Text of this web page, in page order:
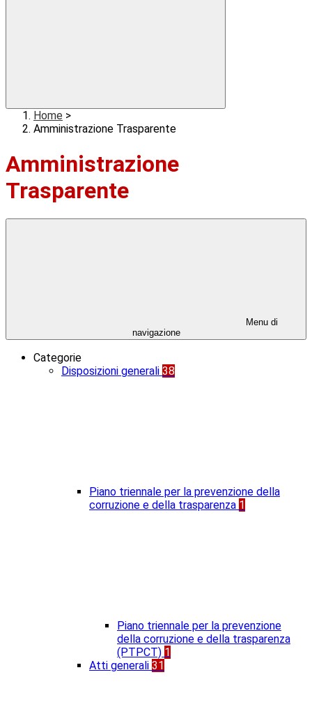
Home >
Amministrazione Trasparente
Amministrazione
Trasparente
Menu di
navigazione
Categorie
Disposizioni generali 38
Piano triennale per la prevenzione della
corruzione e della trasparenza 1
Piano triennale per la prevenzione
della corruzione e della trasparenza
(PTPCT) 1
Atti generali 31